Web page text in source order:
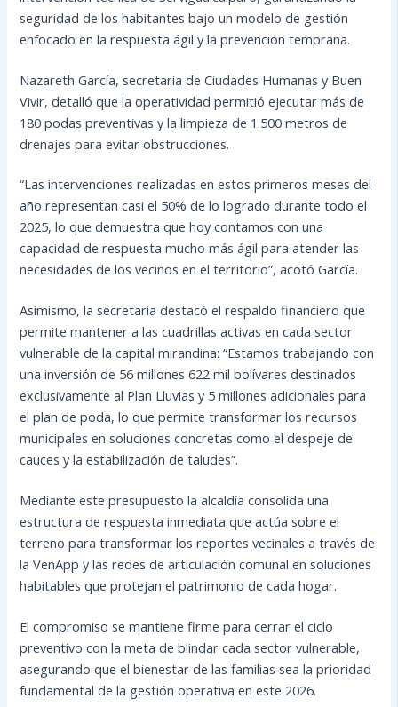
seguridad de los habitantes bajo un modelo de gestión
enfocado en la respuesta ágil y la prevención temprana.
Nazareth García, secretaria de Ciudades Humanas y Buen
Vivir, detalló que la operatividad permitió ejecutar más de
180 podas preventivas y la limpieza de 1.500 metros de
drenajes para evitar obstrucciones.
“Las intervenciones realizadas en estos primeros meses del
año representan casi el 50% de lo logrado durante todo el
2025, lo que demuestra que hoy contamos con una
capacidad de respuesta mucho más ágil para atender las
necesidades de los vecinos en el territorio”, acotó García.
Asimismo, la secretaria destacó el respaldo financiero que
permite mantener a las cuadrillas activas en cada sector
vulnerable de la capital mirandina: “Estamos trabajando con
una inversión de 56 millones 622 mil bolívares destinados
exclusivamente al Plan Lluvias y 5 millones adicionales para
el plan de poda, lo que permite transformar los recursos
municipales en soluciones concretas como el despeje de
cauces y la estabilización de taludes”.
Mediante este presupuesto la alcaldía consolida una
estructura de respuesta inmediata que actúa sobre el
terreno para transformar los reportes vecinales a través de
la VenApp y las redes de articulación comunal en soluciones
habitables que protejan el patrimonio de cada hogar.
El compromiso se mantiene firme para cerrar el ciclo
preventivo con la meta de blindar cada sector vulnerable,
asegurando que el bienestar de las familias sea la prioridad
fundamental de la gestión operativa en este 2026.